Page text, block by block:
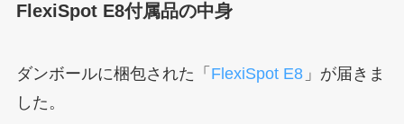
FlexiSpot E8付属品の中身
ダンボールに梱包された「 FlexiSpot E8 」が届きま
した。